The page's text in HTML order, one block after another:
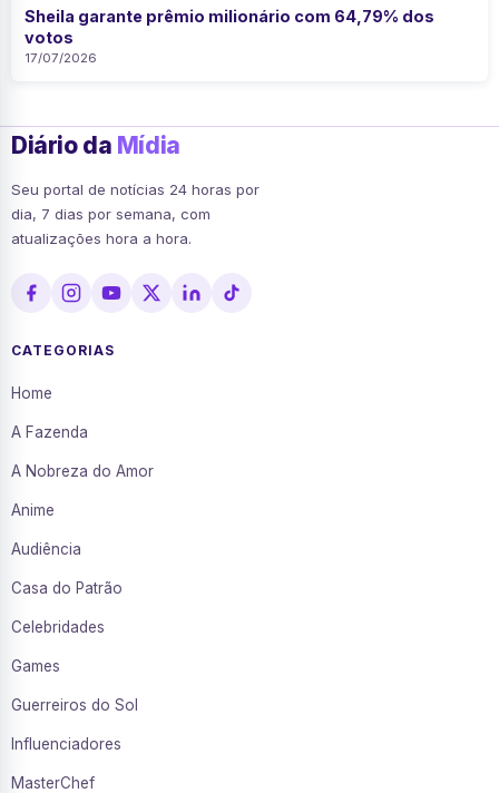
Sheila garante prêmio milionário com 64,79% dos
votos
17/07/2026
Diário da Mídia
Seu portal de notícias 24 horas por
dia, 7 dias por semana, com
atualizações hora a hora.
CATEGORIAS
Home
A Fazenda
A Nobreza do Amor
Anime
Audiência
Casa do Patrão
Celebridades
Games
Guerreiros do Sol
Influenciadores
MasterChef